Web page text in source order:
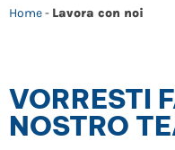
Home- Lavora con noi
VORRESTI
NOSTRO